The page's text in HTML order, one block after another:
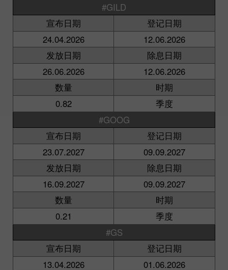
#GILD
宣布日期
登记日期
24.04.2026
12.06.2026
发放日期
除息日期
26.06.2026
12.06.2026
数量
时期
0.82
季度
#GOOG
宣布日期
登记日期
23.07.2027
09.09.2027
发放日期
除息日期
16.09.2027
09.09.2027
数量
时期
0.21
季度
#GS
宣布日期
登记日期
13.04.2026
01.06.2026